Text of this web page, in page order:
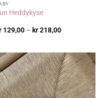
Heddykyse
129,00 – kr218,00Prisområde: